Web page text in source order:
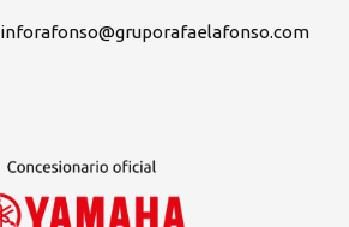
inforafonso@gruporafaelafonso.com